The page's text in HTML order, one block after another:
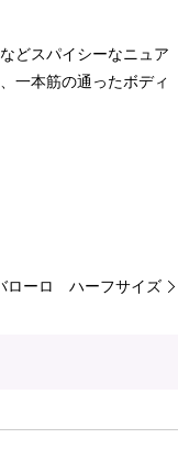
どスパイシーなニュア
一本筋の通ったボディ
ーロ ハーフサイズ